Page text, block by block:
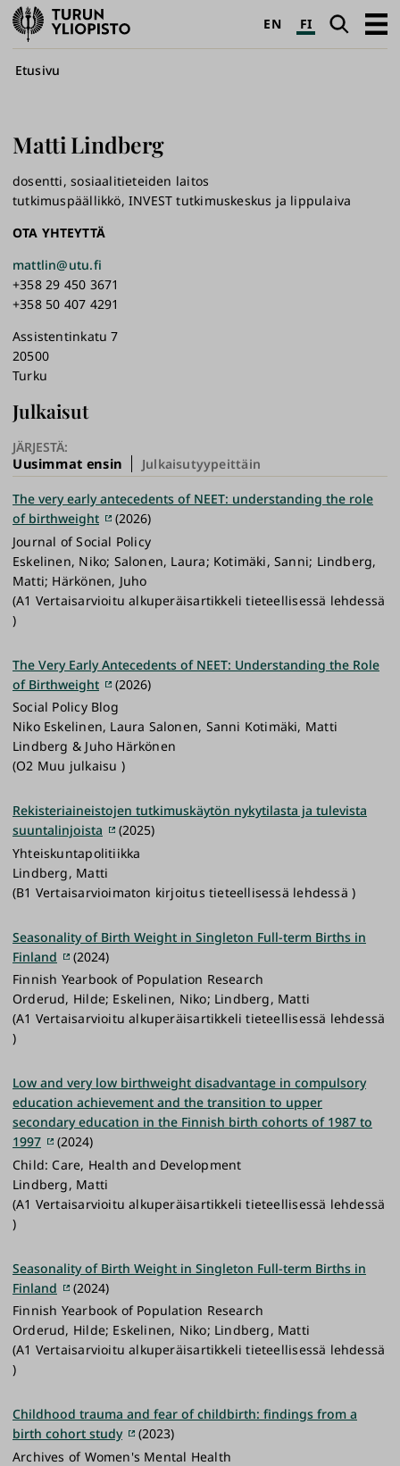
Turun
yliopisto
EN FI Haku
Avaa
Murupolku
Etusivu
Matti Lindberg
dosentti, sosiaalitieteiden laitos
tutkimuspäällikkö, INVEST tutkimuskeskus ja lippulaiva
OTA YHTEYTTÄ
mattlin@utu.fi
+358 29 450 3671
+358 50 407 4291
Assistentinkatu 7
20500
Turku
Julkaisut
JÄRJESTÄ:
Uusimmat ensin Julkaisutyypeittäin
The very early antecedents of NEET: understanding the role
of birthweight
(2026)
Journal of Social Policy
Eskelinen, Niko; Salonen, Laura; Kotimäki, Sanni; Lindberg,
Matti; Härkönen, Juho
(A1 Vertaisarvioitu alkuperäisartikkeli tieteellisessä lehdessä
)
The Very Early Antecedents of NEET: Understanding the Role
of Birthweight
(2026)
Social Policy Blog
Niko Eskelinen, Laura Salonen, Sanni Kotimäki, Matti
Lindberg & Juho Härkönen
(O2 Muu julkaisu )
Rekisteriaineistojen tutkimuskäytön nykytilasta ja tulevista
suuntalinjoista
(2025)
Yhteiskuntapolitiikka
Lindberg, Matti
(B1 Vertaisarvioimaton kirjoitus tieteellisessä lehdessä )
Seasonality of Birth Weight in Singleton Full-term Births in
Finland
(2024)
Finnish Yearbook of Population Research
Orderud, Hilde; Eskelinen, Niko; Lindberg, Matti
(A1 Vertaisarvioitu alkuperäisartikkeli tieteellisessä lehdessä
)
Low and very low birthweight disadvantage in compulsory
education achievement and the transition to upper
secondary education in the Finnish birth cohorts of 1987 to
1997
(2024)
Child: Care, Health and Development
Lindberg, Matti
(A1 Vertaisarvioitu alkuperäisartikkeli tieteellisessä lehdessä
)
Seasonality of Birth Weight in Singleton Full-term Births in
Finland
(2024)
Finnish Yearbook of Population Research
Orderud, Hilde; Eskelinen, Niko; Lindberg, Matti
(A1 Vertaisarvioitu alkuperäisartikkeli tieteellisessä lehdessä
)
Childhood trauma and fear of childbirth: findings from a
birth cohort study
(2023)
Archives of Women's Mental Health